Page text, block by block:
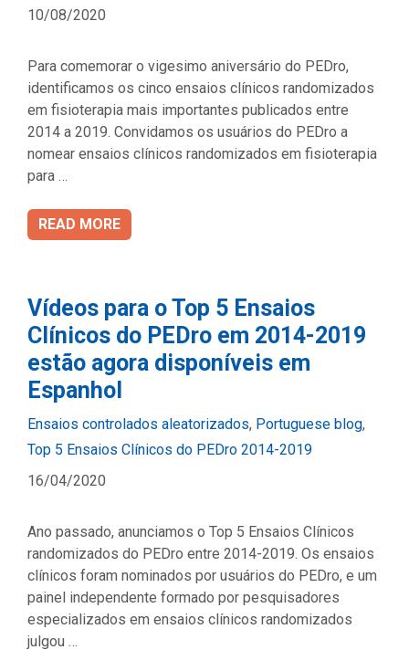
10/08/2020
Para comemorar o vigesimo aniversário do PEDro,
identificamos os cinco ensaios clínicos randomizados
em fisioterapia mais importantes publicados entre
2014 a 2019. Convidamos os usuários do PEDro a
nomear ensaios clínicos randomizados em fisioterapia
para …
READ MORE
Vídeos para o Top 5 Ensaios
Clínicos do PEDro em 2014-2019
estão agora disponíveis em
Espanhol
Categories
Ensaios controlados aleatorizados, Portuguese blog,
Top 5 Ensaios Clínicos do PEDro 2014-2019
16/04/2020
Ano passado, anunciamos o Top 5 Ensaios Clínicos
randomizados do PEDro entre 2014-2019. Os ensaios
clínicos foram nominados por usuários do PEDro, e um
painel independente formado por pesquisadores
especializados em ensaios clínicos randomizados
julgou …